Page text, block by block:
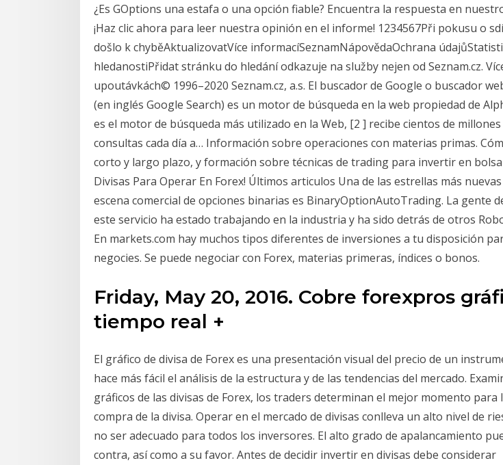
¿Es GOptions una estafa o una opción fiable? Encuentra la respuesta en
¡Haz clic ahora para leer nuestra opinión en el informe! 1234567Při pokusu o
došlo k chyběAktualizovatVíce informacíSeznamNápovědaOchrana
hledanostiPřidat stránku do hledání odkazuje na služby nejen od Seznam.cz.
upoutávkách© 1996–2020 Seznam.cz, a.s. El buscador de Google o buscador
(en inglés Google Search) es un motor de búsqueda en la web propiedad de
es el motor de búsqueda más utilizado en la Web, [2 ] recibe cientos de millones
consultas cada día a… Información sobre operaciones con materias primas.
corto y largo plazo, y formación sobre técnicas de trading para invertir en
Divisas Para Operar En Forex! Últimos articulos Una de las estrellas más
escena comercial de opciones binarias es BinaryOptionAutoTrading. La gente
este servicio ha estado trabajando en la industria y ha sido detrás de otros
En markets.com hay muchos tipos diferentes de inversiones a tu disposición
negocies. Se puede negociar con Forex, materias primeras, índices o bonos.
Friday, May 20, 2016. Cobre forexpros
tiempo real +
El gráfico de divisa de Forex es una presentación visual del precio de un
hace más fácil el análisis de la estructura y de las tendencias del mercado.
gráficos de las divisas de Forex, los traders determinan el mejor momento para
compra de la divisa. Operar en el mercado de divisas conlleva un alto nivel de
no ser adecuado para todos los inversores. El alto grado de apalancamiento
contra, así como a su favor. Antes de decidir invertir en divisas debe considerar